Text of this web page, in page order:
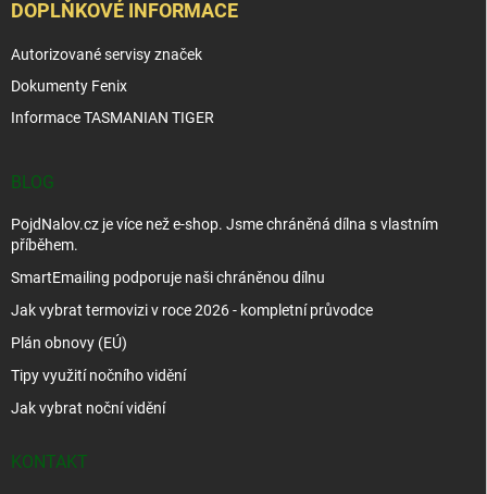
DOPLŇKOVÉ INFORMACE
Autorizované servisy značek
Dokumenty Fenix
Informace TASMANIAN TIGER
BLOG
PojdNalov.cz je více než e-shop. Jsme chráněná dílna s vlastním
příběhem.
SmartEmailing podporuje naši chráněnou dílnu
Jak vybrat termovizi v roce 2026 - kompletní průvodce
Plán obnovy (EÚ)
Tipy využití nočního vidění
Jak vybrat noční vidění
KONTAKT